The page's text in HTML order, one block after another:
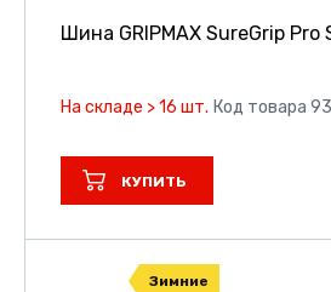
Шина GRIPMAX SureGrip Pro
На складе > 16 шт. Код товара
КУПИТЬ
Зимние